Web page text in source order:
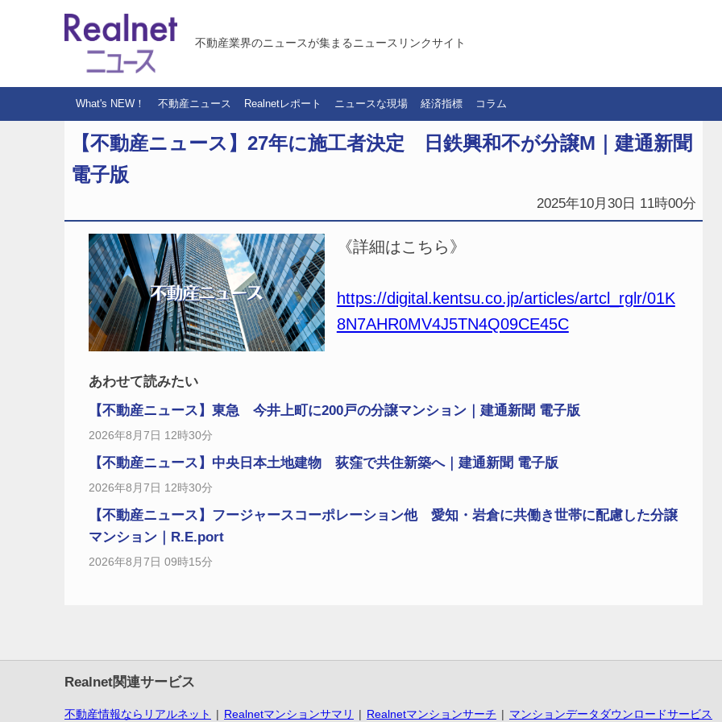
不動産業界のニュースが集まるニュースリンクサイト
What's NEW！ 不動産ニュース Realnetレポート ニュースな現場 経済指標 コラム
【不動産ニュース】27年に施工者決定 日鉄興和不が分譲M｜建通新聞
電子版
2025年10月30日 11時00分
《詳細はこちら》
https://digital.kentsu.co.jp/articles/artcl_rglr/01K
8N7AHR0MV4J5TN4Q09CE45C
あわせて読みたい
【不動産ニュース】東急 今井上町に200戸の分譲マンション｜建通新聞 電子版
2026年8月7日 12時30分
【不動産ニュース】中央日本土地建物 荻窪で共住新築へ｜建通新聞 電子版
2026年8月7日 12時30分
【不動産ニュース】フージャースコーポレーション他 愛知・岩倉に共働き世帯に配慮した分譲
マンション｜R.E.port
2026年8月7日 09時15分
Realnet関連サービス
不動産情報ならリアルネット Realnetマンションサマリ Realnetマンションサーチ マンションデータダウンロードサービス